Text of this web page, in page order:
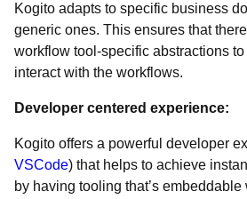
Kogito adapts to specific business
generic ones. This ensures that
workflow tool-specific abstractions
interact with the workflows.
Developer centered experience:
Kogito offers a powerful developer
VSCode) that helps to achieve
by having tooling that’s